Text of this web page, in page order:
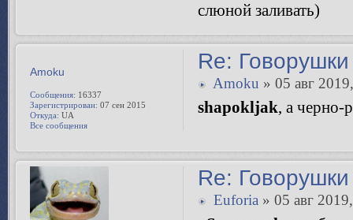
слюной заливать)
Re:
Amoku » 05 авг
shapokljak, а черно-
Amoku
Сообщения: 16337
Зарегистрирован: 07 сен 2015
Откуда: UA
Все сообщения
Re:
Euforia» 05 авг